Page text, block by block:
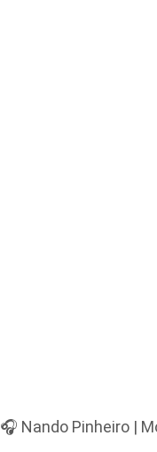
🎧 Nando Pinheiro |